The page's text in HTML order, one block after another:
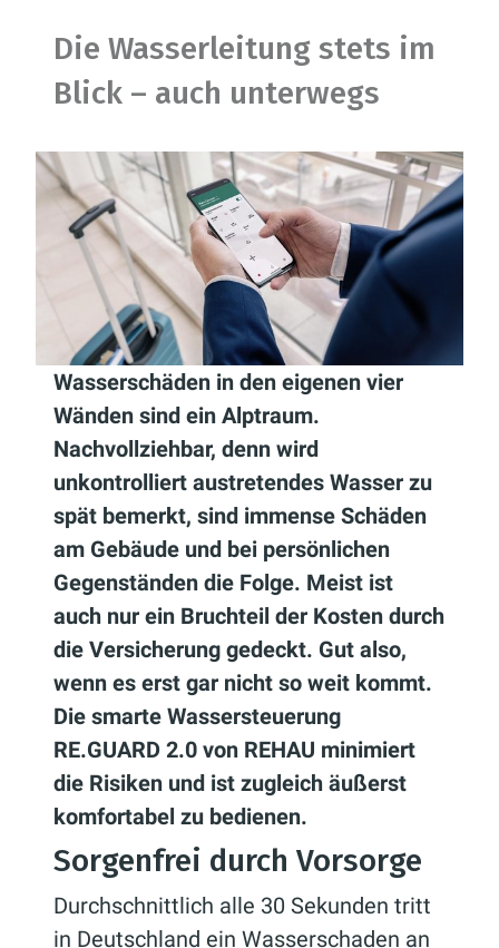
Die Wasserleitung stets im
Blick – auch unterwegs
Wasserschäden in den eigenen vier
Wänden sind ein Alptraum.
Nachvollziehbar, denn wird
unkontrolliert austretendes Wasser zu
spät bemerkt, sind immense Schäden
am Gebäude und bei persönlichen
Gegenständen die Folge. Meist ist
auch nur ein Bruchteil der Kosten durch
die Versicherung gedeckt. Gut also,
wenn es erst gar nicht so weit kommt.
Die smarte Wassersteuerung
RE.GUARD 2.0 von REHAU minimiert
die Risiken und ist zugleich äußerst
komfortabel zu bedienen.
Sorgenfrei durch Vorsorge
Durchschnittlich alle 30 Sekunden tritt
in Deutschland ein Wasserschaden an